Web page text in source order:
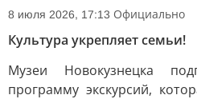
8 июля 2026, 17:13 Официально
Культура укрепляет семьи!
Музеи Новокузнецка
программу экскурсий,